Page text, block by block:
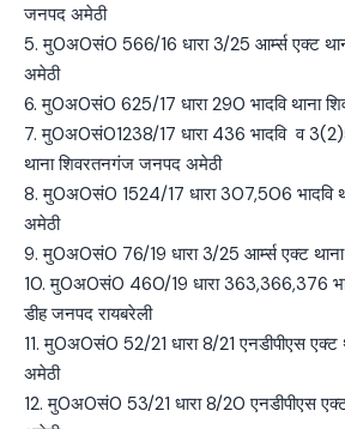
जनपद अमेठी
5. मु0अ0सं0 566/16 धारा 3/25 आर्म्स एक्ट
अमेठी
6. मु0अ0सं0 625/17 धारा 290 भादवि थाना
7. मु0अ0सं01238/17 धारा 436 भादवि व
थाना शिवरतनगंज जनपद अमेठी
8. मु0अ0सं0 1524/17 धारा 307,506 भादवि
अमेठी
9. मु0अ0सं0 76/19 धारा 3/25 आर्म्स एक्ट
10. मु0अ0सं0 460/19 धारा 363,366,376
डीह जनपद रायबरेली
11. मु0अ0सं0 52/21 धारा 8/21 एनडीपीएस
अमेठी
12. मु0अ0सं0 53/21 धारा 8/20 एनडीपीएस